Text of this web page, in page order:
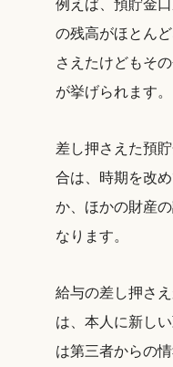
の残高がほとん
さえたけどもそ
が挙げられます。
差し押さえた預
合は、時期を改
か、ほかの財産
なります。
給与の差し押さ
は、本人に新し
は第三者からの